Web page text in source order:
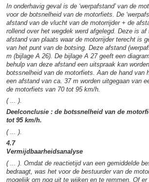
In onderhavig geval is de ‘werpafstand’ van de
voor de botsnelheid van de motorfiets. De
afstand van de vlucht van de motorrijder + de
rollend over het wegdek werd afgelegd. Deze is af
afstand van plaats waar de motorrijder terecht is
van het punt van de botsing. Deze afstand
m (bijlage A 26). De bijlage A 27 geeft een
behulp van deze afstand een uitspraak kan
botssnelheid van de motorfiets. Aan de hand van
een afstand van ca. 37 m worden uitgegaan van
de motorfiets van 70 tot 95 km/h.
( ... ).
Deelconclusie : de botssnelheid van de
tot 95 km/h.
( ... ).
4.7
Vermijdbaarheidsanalyse
( ... ). Omdat de reactietijd van een gemiddelde
bedraagt, was het voor de bestuurder van de
mogelijk om nog uit te wijken en te remmen. Of er